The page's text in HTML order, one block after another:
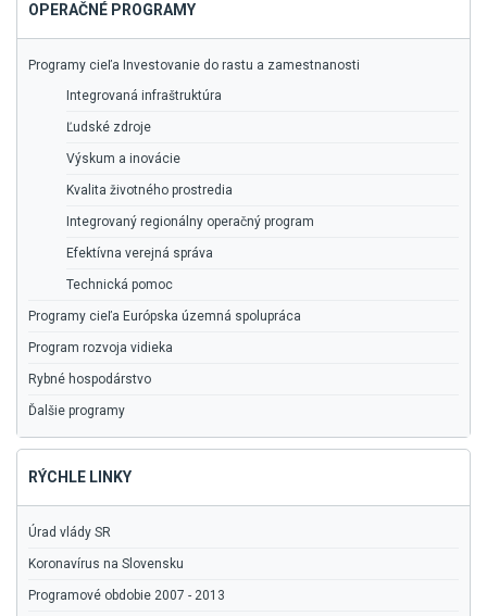
OPERAČNÉ PROGRAMY
Programy cieľa Investovanie do rastu a zamestnanosti
Integrovaná infraštruktúra
Ľudské zdroje
Výskum a inovácie
Kvalita životného prostredia
Integrovaný regionálny operačný program
Efektívna verejná správa
Technická pomoc
Programy cieľa Európska územná spolupráca
Program rozvoja vidieka
Rybné hospodárstvo
Ďalšie programy
RÝCHLE LINKY
Úrad vlády SR
Koronavírus na Slovensku
Programové obdobie 2007 - 2013